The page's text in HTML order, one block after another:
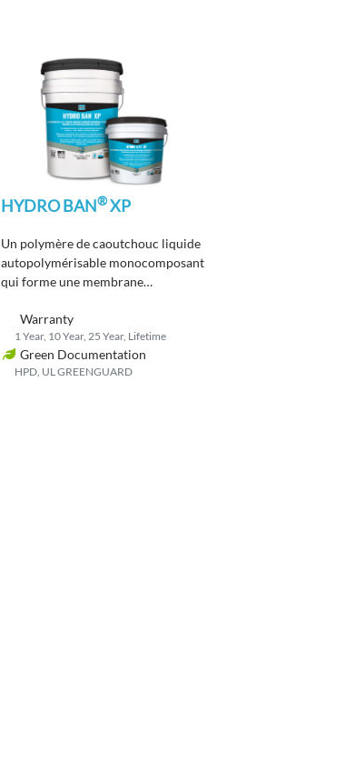
HYDRO BAN®XP
Un polymère de caoutchouc liquide
autopolymérisable monocomposant
qui forme une membrane
Warranty
1 Year, 10 Year, 25 Year, Lifetime
Green Documentation
HPD, UL GREENGUARD